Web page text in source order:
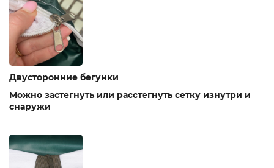
Двусторонние бегунки
Можно застегнуть или расстегнуть сетку изнутри и
снаружи